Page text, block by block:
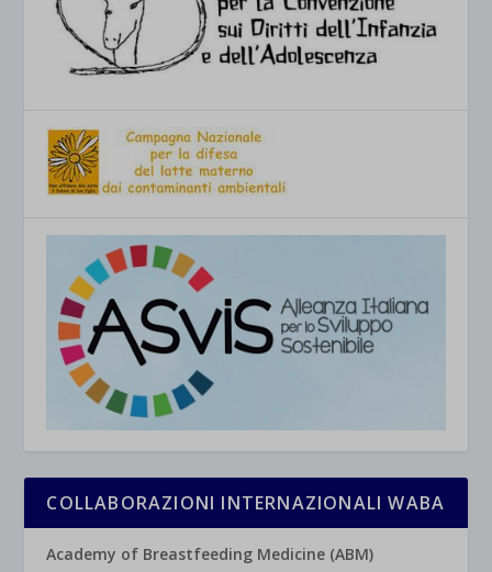
COLLABORAZIONI INTERNAZIONALI WABA
Academy of Breastfeeding Medicine (ABM)